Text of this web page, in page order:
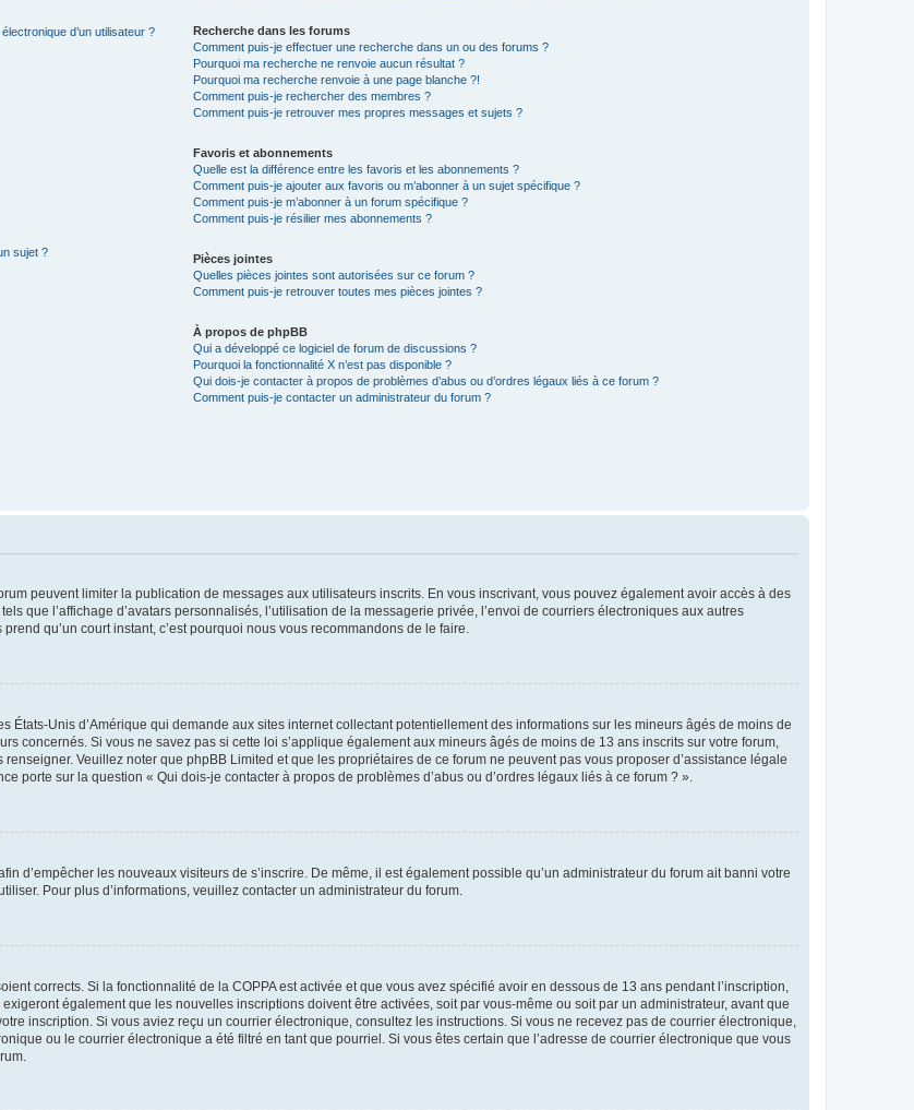
d’un utilisateur ?
sujet ?
Recherche dans les forums
Comment puis-je effectuer une recherche dans un ou des forums ?
Pourquoi ma recherche ne renvoie aucun résultat ?
Pourquoi ma recherche renvoie à une page blanche ?!
Comment puis-je rechercher des membres ?
Comment puis-je retrouver mes propres messages et sujets ?
Favoris et abonnements
Quelle est la différence entre les favoris et les abonnements ?
Comment puis-je ajouter aux favoris ou m’abonner à un sujet spécifique ?
Comment puis-je m’abonner à un forum spécifique ?
Comment puis-je résilier mes abonnements ?
Pièces jointes
Quelles pièces jointes sont autorisées sur ce forum ?
Comment puis-je retrouver toutes mes pièces jointes ?
À propos de phpBB
Qui a développé ce logiciel de forum de discussions ?
Pourquoi la fonctionnalité X n’est pas disponible ?
Qui dois-je contacter à propos de problèmes d’abus ou d’ordres légaux liés à ce forum ?
Comment puis-je contacter un administrateur du forum ?
peuvent limiter la publication de messages aux utilisateurs inscrits. En vous inscrivant, vous pouvez également avoir accès à des
que l’affichage d’avatars personnalisés, l’utilisation de la messagerie privée, l’envoi de courriers électroniques aux autres
qu’un court instant, c’est pourquoi nous vous recommandons de le faire.
États-Unis d’Amérique qui demande aux sites internet collectant potentiellement des informations sur les mineurs âgés de moins de
concernés. Si vous ne savez pas si cette loi s’applique également aux mineurs âgés de moins de 13 ans inscrits sur votre forum,
Veuillez noter que phpBB Limited et que les propriétaires de ce forum ne peuvent pas vous proposer d’assistance légale
porte sur la question « Qui dois-je contacter à propos de problèmes d’abus ou d’ordres légaux liés à ce forum ? ».
d’empêcher les nouveaux visiteurs de s’inscrire. De même, il est également possible qu’un administrateur du forum ait banni votre
Pour plus d’informations, veuillez contacter un administrateur du forum.
corrects. Si la fonctionnalité de la COPPA est activée et que vous avez spécifié avoir en dessous de 13 ans pendant l’inscription,
également que les nouvelles inscriptions doivent être activées, soit par vous-même ou soit par un administrateur, avant que
inscription. Si vous aviez reçu un courrier électronique, consultez les instructions. Si vous ne recevez pas de courrier électronique,
ou le courrier électronique a été filtré en tant que pourriel. Si vous êtes certain que l’adresse de courrier électronique que vous